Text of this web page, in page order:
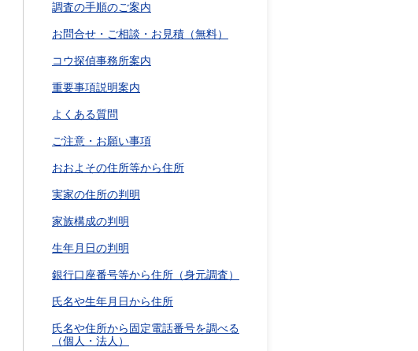
調査の手順のご案内
お問合せ・ご相談・お見積（無料）
コウ探偵事務所案内
重要事項説明案内
よくある質問
ご注意・お願い事項
おおよその住所等から住所
実家の住所の判明
家族構成の判明
生年月日の判明
銀行口座番号等から住所（身元調査）
氏名や生年月日から住所
氏名や住所から固定電話番号を調べる
（個人・法人）